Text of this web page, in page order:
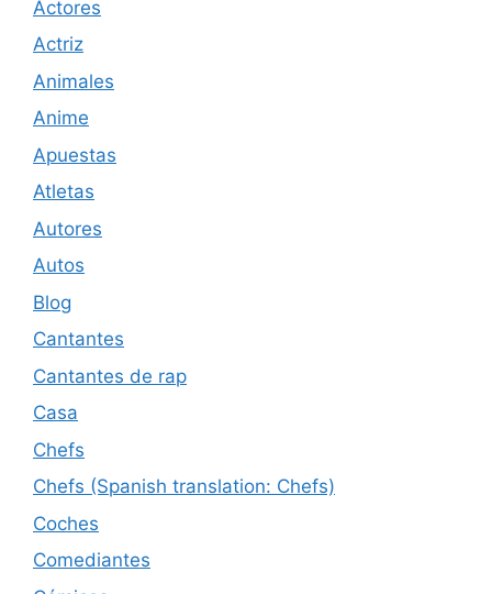
Actores
Actriz
Animales
Anime
Apuestas
Atletas
Autores
Autos
Blog
Cantantes
Cantantes de rap
Casa
Chefs
Chefs (Spanish translation: Chefs)
Coches
Comediantes